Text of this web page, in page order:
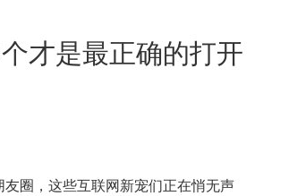
才是最正确的打开
圈，这些互联网新宠们正在悄无声